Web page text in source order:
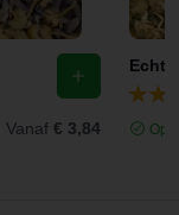
Vanaf € 3,84 Op